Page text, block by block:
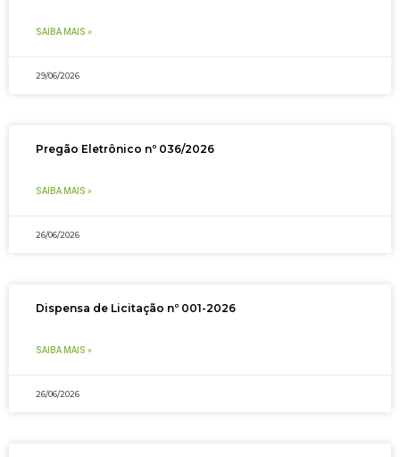
SAIBA MAIS »
29/06/2026
Pregão Eletrônico nº 036/2026
SAIBA MAIS »
26/06/2026
Dispensa de Licitação nº 001-2026
SAIBA MAIS »
26/06/2026